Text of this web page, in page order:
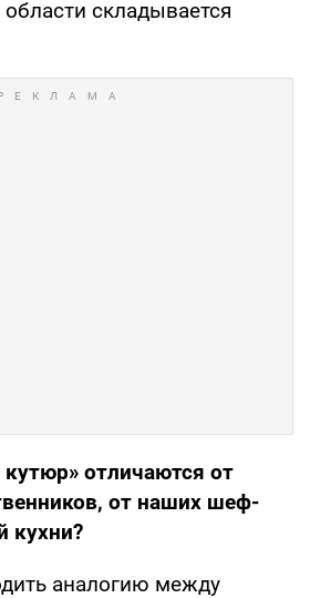
складывается
отличаются от
от наших шеф-
кухни?
аналогию между